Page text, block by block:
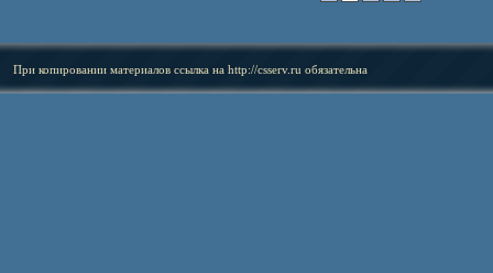
При копировании материалов ссылка на http://csserv.ru обязательна